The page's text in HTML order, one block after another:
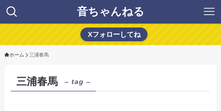
音ちゃんねる
Xフォローしてね
ホーム 三浦春馬
三浦春馬 – tag –